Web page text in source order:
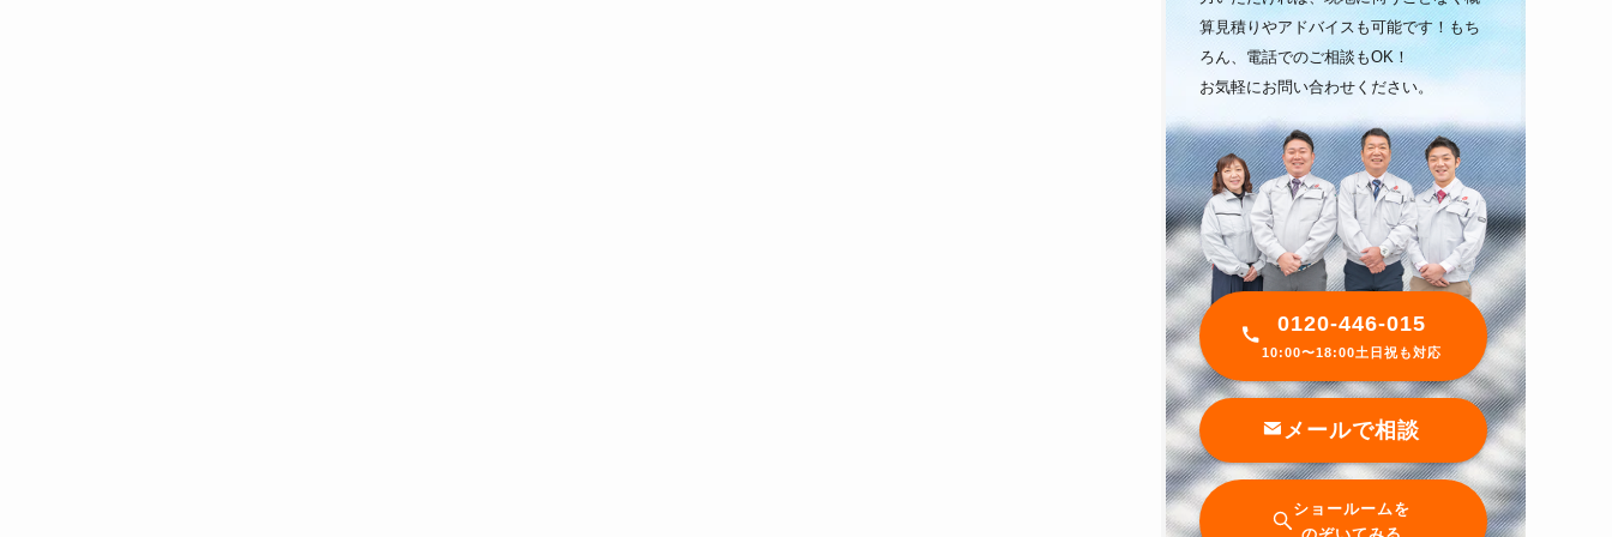
算見積りやアドバイスも可能です！もち
ろん、電話でのご相談もOK！
お気軽にお問い合わせください。
0120-446-015
10:00〜18:00土日祝も対応
メールで相談
ショールームを